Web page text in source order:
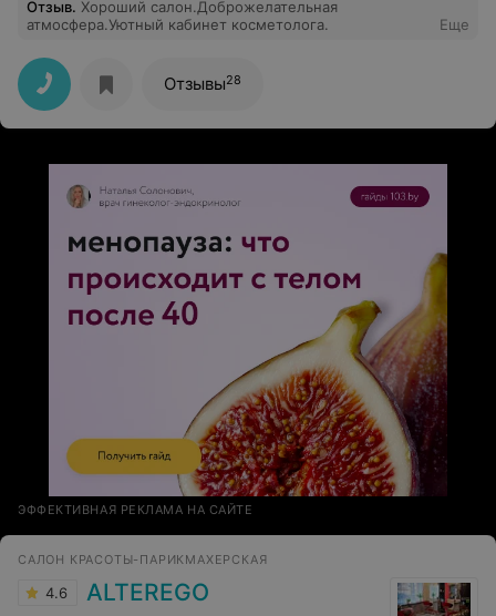
Отзыв. Хороший салон.Доброжелательная
атмосфера.Уютный кабинет косметолога.
Еще
Отзывы28
ЭФФЕКТИВНАЯ РЕКЛАМА НА САЙТЕ
САЛОН КРАСОТЫ-ПАРИКМАХЕРСКАЯ
4.6 ALTEREGO